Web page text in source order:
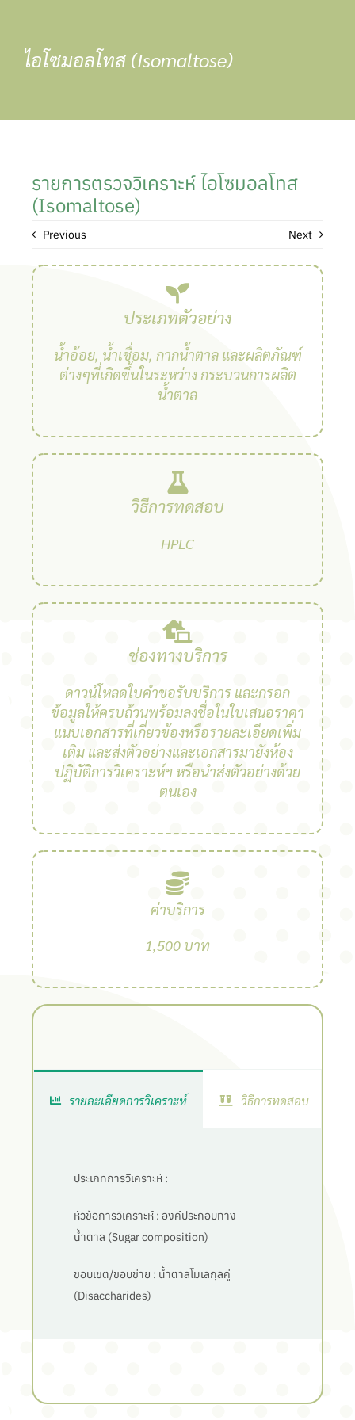
contentไอโซมอลโทส (Isomaltose)
รายการตรวจวิเคราะห์ ไอโซมอลโทส
(Isomaltose)
Previous Next
ประเภทตัวอย่าง
น้ำอ้อย, น้ำเชื่อม, กากน้ำตาล และผลิตภัณฑ์
ต่างๆที่เกิดขึ้นในระหว่าง กระบวนการผลิต
น้ำตาล
วิธีการทดสอบ
HPLC
ช่องทางบริการ
ดาวน์โหลดใบคำขอรับบริการ และกรอก
ข้อมูลให้ครบถ้วนพร้อมลงชื่อในใบเสนอราคา
แนบเอกสารที่เกี่ยวข้องหรือรายละเอียดเพิ่ม
เติม และส่งตัวอย่างและเอกสารมายังห้อง
ปฏิบัติการวิเคราะห์ฯ หรือนำส่งตัวอย่างด้วย
ตนเอง
ค่าบริการ
1,500 บาท
รายละเอียดการวิเคราะห์ วิธีการทดสอบ
ประเภทการวิเคราะห์ :
หัวข้อการวิเคราะห์ : องค์ประกอบทาง
น้ำตาล (Sugar composition)
ขอบเขต/ขอบข่าย : น้ำตาลโมเลกุลคู่
(Disaccharides)